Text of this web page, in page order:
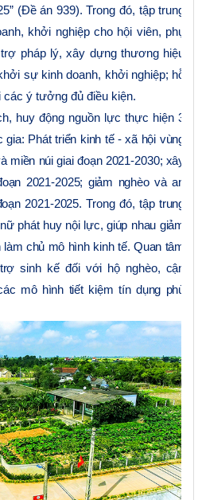
(Đề án 939). Trong đó, tập trung
khởi nghiệp cho hội viên, phụ
pháp lý, xây dựng thương hiệu
sự kinh doanh, khởi nghiệp; hỗ
ý tưởng đủ điều kiện.
huy động nguồn lực thực hiện 3
Phát triển kinh tế - xã hội vùng
miền núi giai đoạn 2021-2030; xây
2021-2025; giảm nghèo và an
2021-2025. Trong đó, tập trung
phát huy nội lực, giúp nhau giảm
chủ mô hình kinh tế. Quan tâm
sinh kế đối với hộ nghèo, cận
mô hình tiết kiệm tín dụng phù